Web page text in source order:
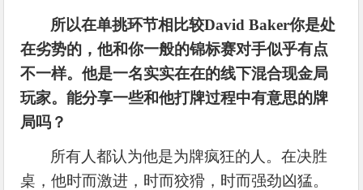
所以在单挑环节相比较David Baker你是处
在劣势的，他和你一般的锦标赛对手似乎有点
不一样。他是一名实实在在的线下混合现金局
玩家。能分享一些和他打牌过程中有意思的牌
局吗？
所有人都认为他是为牌疯狂的人。在决胜
桌，他时而激进，时而狡猾，时而强劲凶猛。